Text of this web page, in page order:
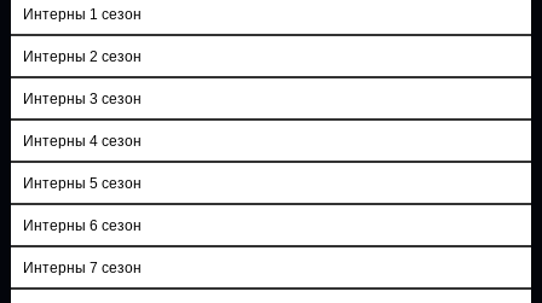
Интерны 1 сезон
Интерны 2 сезон
Интерны 3 сезон
Интерны 4 сезон
Интерны 5 сезон
Интерны 6 сезон
Интерны 7 сезон